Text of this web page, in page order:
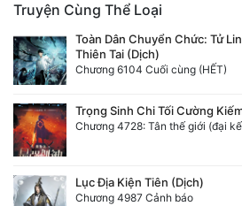
Truyện Cùng Thể Loại
Toàn Dân Chuyển Chức: Tử
Thiên Tai (Dịch)
Chương 6104 Cuối cùng (HẾT)
Trọng Sinh Chi Tối Cường
Chương 4728: Tân thế giới (đại
Lục Địa Kiện Tiên (Dịch)
Chương 4987 Cảnh báo